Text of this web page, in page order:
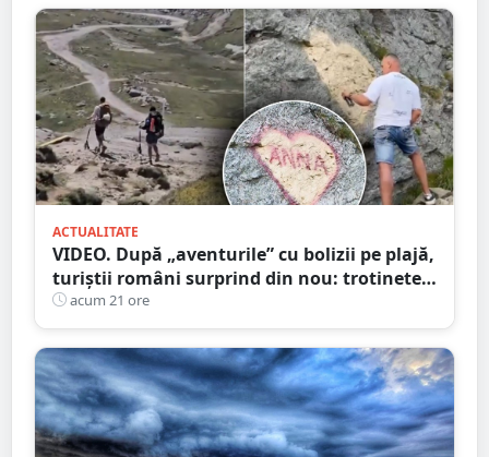
ACTUALITATE
VIDEO. După „aventurile” cu bolizii pe plajă,
turiștii români surprind din nou: trotinete
pe Bucegi și declarații de dragoste pe stânci
acum 21 ore